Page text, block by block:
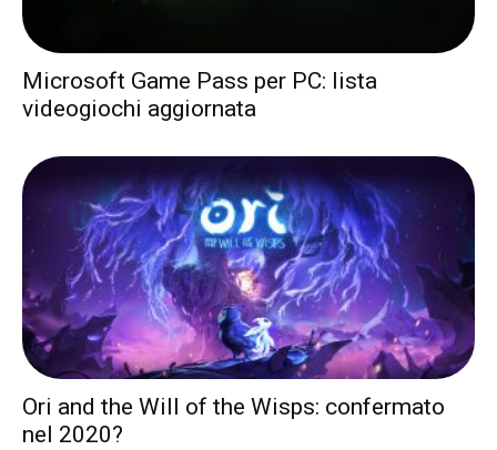
Microsoft Game Pass per PC: lista
videogiochi aggiornata
Ori and the Will of the Wisps: confermato
nel 2020?